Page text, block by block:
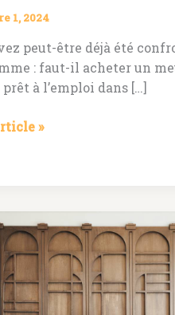
1, 2024
peut-être déjà été
: faut-il acheter un
prêt à l’emploi dans […]
»